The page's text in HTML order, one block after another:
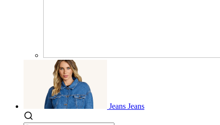
Jeans Jeans